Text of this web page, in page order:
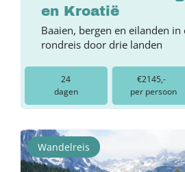
en Kroatië
Baaien, bergen en eilanden in
rondreis door drie landen
24
dagen
€2145,-
per persoon
Wandelreis